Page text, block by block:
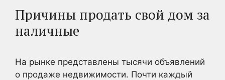
Причины продать свой дом за
наличные
На рынке представлены тысячи объявлений
о продаже недвижимости. Почти каждый